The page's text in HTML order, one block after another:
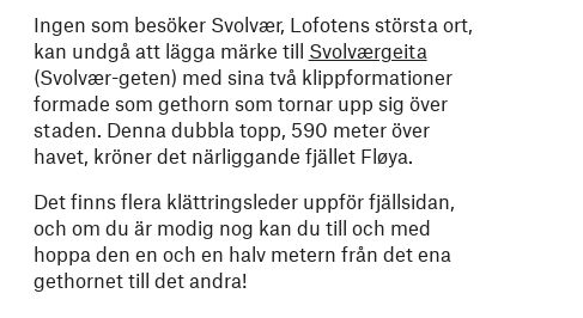
Ingen som besöker Svolvær, Lofotens största ort,
kan undgå att lägga märke till Svolværgeita
(Svolvær-geten) med sina två klippformationer
formade som gethorn som tornar upp sig över
staden. Denna dubbla topp, 590 meter över
havet, kröner det närliggande fjället Fløya.
Det finns flera klättringsleder uppför fjällsidan,
och om du är modig nog kan du till och med
hoppa den en och en halv metern från det ena
gethornet till det andra!